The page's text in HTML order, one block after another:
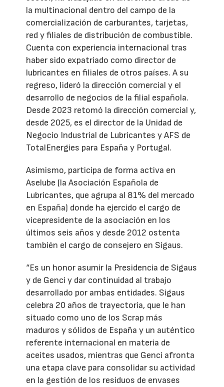
la multinacional dentro del campo de la
comercialización de carburantes, tarjetas,
red y filiales de distribución de combustible.
Cuenta con experiencia internacional tras
haber sido expatriado como director de
lubricantes en filiales de otros países. A su
regreso, lideró la dirección comercial y el
desarrollo de negocios de la filial española.
Desde 2023 retomó la dirección comercial y,
desde 2025, es el director de la Unidad de
Negocio Industrial de Lubricantes y AFS de
TotalEnergies para España y Portugal.
Asimismo, participa de forma activa en
Aselube (la Asociación Española de
Lubricantes, que agrupa al 81% del mercado
en España) donde ha ejercido el cargo de
vicepresidente de la asociación en los
últimos seis años y desde 2012 ostenta
también el cargo de consejero en Sigaus.
“Es un honor asumir la Presidencia de Sigaus
y de Genci y dar continuidad al trabajo
desarrollado por ambas entidades. Sigaus
celebra 20 años de trayectoria, que le han
situado como uno de los Scrap más
maduros y sólidos de España y un auténtico
referente internacional en materia de
aceites usados, mientras que Genci afronta
una etapa clave para consolidar su actividad
en la gestión de los residuos de envases